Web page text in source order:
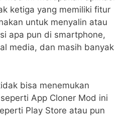
ketiga yang memiliki fitur
untuk menyalin atau
apa pun di smartphone,
media, dan masih banyak
bisa menemukan
App Cloner Mod ini
Play Store atau pun